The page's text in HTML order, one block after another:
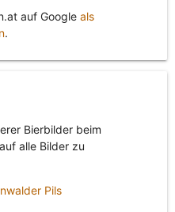
auf Google als
.
Bierbilder beim
alle Bilder zu
Pils